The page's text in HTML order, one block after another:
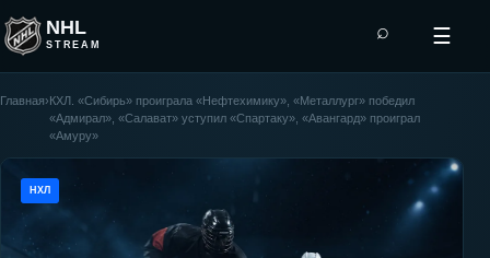
NHL
STREAM
⌕ ☰
Главная›КХЛ. «Сибирь» проиграла «Нефтехимику», «Металлург» победил
«Адмирал», «Салават» уступил «Спартаку», «Авангард» проиграл
«Амуру»
НХЛ